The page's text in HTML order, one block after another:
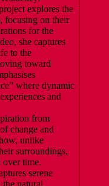
explores the
focusing on their
for the
she captures
to the
toward
where dynamic
and
from
change and
unlike
surroundings,
over time.
serene